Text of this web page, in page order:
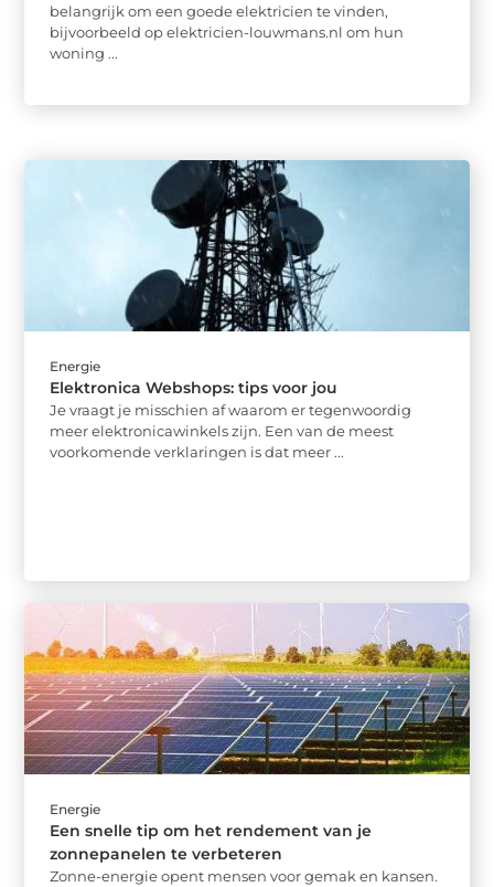
belangrijk om een ​​goede elektricien te vinden,
bijvoorbeeld op elektricien-louwmans.nl om hun
woning ...
Energie
Elektronica Webshops: tips voor jou
Je vraagt ​​je misschien af ​​waarom er tegenwoordig
meer elektronicawinkels zijn. Een van de meest
voorkomende verklaringen is dat meer ...
Energie
Een snelle tip om het rendement van je
zonnepanelen te verbeteren
Zonne-energie opent mensen voor gemak en kansen.